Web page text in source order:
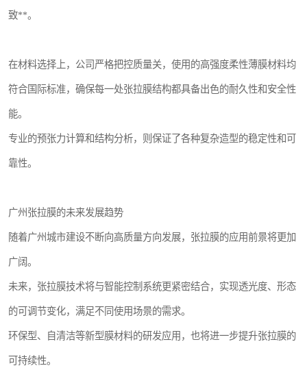
致**。
在材料选择上，公司严格把控质量关，使用的高强度柔性薄膜材料均
符合国际标准，确保每一处张拉膜结构都具备出色的耐久性和安全性
能。
专业的预张力计算和结构分析，则保证了各种复杂造型的稳定性和可
靠性。
广州张拉膜的未来发展趋势
随着广州城市建设不断向高质量方向发展，张拉膜的应用前景将更加
广阔。
未来，张拉膜技术将与智能控制系统更紧密结合，实现透光度、形态
的可调节变化，满足不同使用场景的需求。
环保型、自清洁等新型膜材料的研发应用，也将进一步提升张拉膜的
可持续性。